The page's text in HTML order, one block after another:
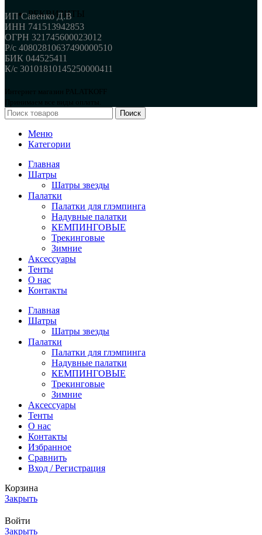
РЕКВИЗИТЫ
ИП Савенко Д.В
ИНН 741513942853
ОГРН 321745600023012
Р/с 40802810637490000510
БИК 044525411
К/с 30101810145250000411
Интернет магазин PALATKOFF
Принимаем все виды оплаты.
Поиск
Меню
Категории
Главная
Шатры
Шатры звезды
Палатки
Палатки для глэмпинга
Надувные палатки
КЕМПИНГОВЫЕ
Трекинговые
Зимние
Аксессуары
Тенты
О нас
Контакты
Главная
Шатры
Шатры звезды
Палатки
Палатки для глэмпинга
Надувные палатки
КЕМПИНГОВЫЕ
Трекинговые
Зимние
Аксессуары
Тенты
О нас
Контакты
Избранное
Сравнить
Вход / Регистрация
Корзина
Закрыть
Войти
Закрыть